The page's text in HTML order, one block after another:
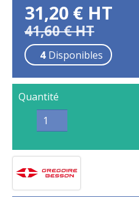
41,60€HT
31,20 € HT
4 Disponibles
Quantité